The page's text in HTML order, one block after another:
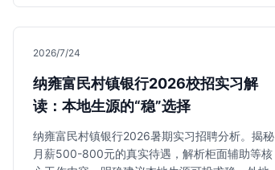
2026/7/24
纳雍富民村镇银行2026校招实习解
读：本地生源的“稳”选择
纳雍富民村镇银行2026暑期实习招聘分析。揭秘
月薪500-800元的真实待遇，解析柜面辅助等核